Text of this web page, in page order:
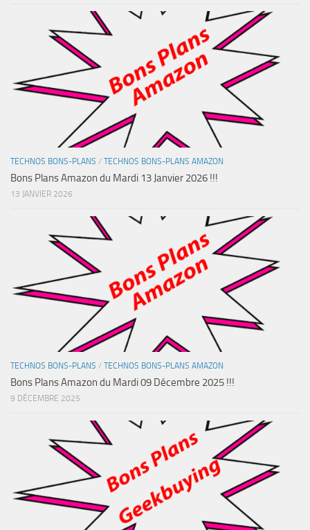
TECHNOS BONS-PLANS / TECHNOS BONS-PLANS AMAZON
Bons Plans Amazon du Mardi 13 Janvier 2026 !!!
13 JANVIER 2026
TECHNOS BONS-PLANS / TECHNOS BONS-PLANS AMAZON
Bons Plans Amazon du Mardi 09 Décembre 2025 !!!
9 DÉCEMBRE 2025